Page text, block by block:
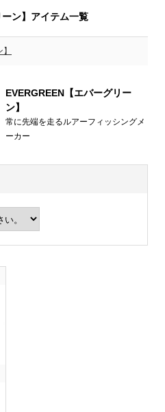
ン】アイテム一覧
EVERGREEN【エバーグリー
ン】
常に先端を走るルアーフィッシングメ
ーカー